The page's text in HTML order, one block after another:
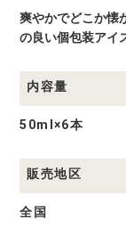
イ
ス
商
覧
爽やかでどこか懐
の良い個包装アイ
内容量
50ml×6本
販売地区
全国